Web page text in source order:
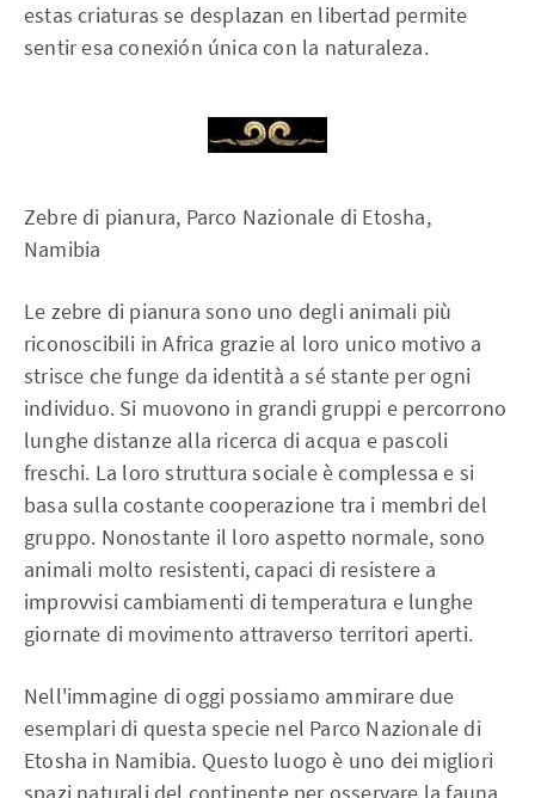
estas criaturas se desplazan en libertad permite
sentir esa conexión única con la naturaleza.
Zebre di pianura, Parco Nazionale di Etosha,
Namibia
Le zebre di pianura sono uno degli animali più
riconoscibili in Africa grazie al loro unico motivo a
strisce che funge da identità a sé stante per ogni
individuo. Si muovono in grandi gruppi e percorrono
lunghe distanze alla ricerca di acqua e pascoli
freschi. La loro struttura sociale è complessa e si
basa sulla costante cooperazione tra i membri del
gruppo. Nonostante il loro aspetto normale, sono
animali molto resistenti, capaci di resistere a
improvvisi cambiamenti di temperatura e lunghe
giornate di movimento attraverso territori aperti.
Nell'immagine di oggi possiamo ammirare due
esemplari di questa specie nel Parco Nazionale di
Etosha in Namibia. Questo luogo è uno dei migliori